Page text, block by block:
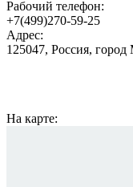
Рабочий телефон:
+7(499)270-59-25
Адрес:
125047, Россия,
На карте: